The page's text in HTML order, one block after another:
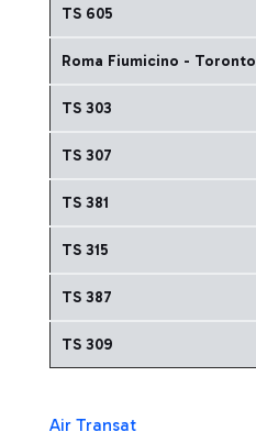
TS 605
Roma Fiumicino - Toronto
TS 303
TS 307
TS 381
TS 315
TS 387
TS 309
Air Transat